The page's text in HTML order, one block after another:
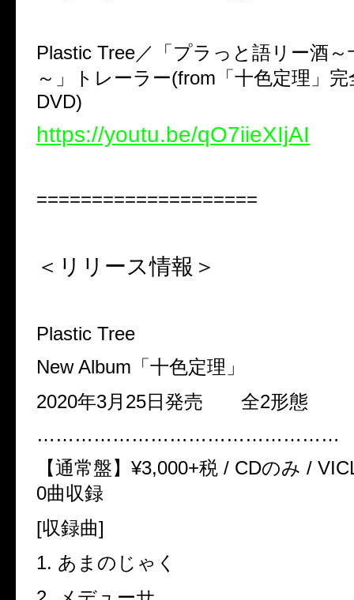
Plastic Tree／「プラっと語リー酒～
～」トレーラー(from 「十色定理」
DVD)
https://youtu.be/qO7iieXIjAI
====================
＜リリース情報＞
Plastic Tree
New Album 「十色定理」
2020年3月 25日発売 全2形態
…………………………………………
【通常盤】 ¥3,000+税 / CDのみ /
0曲収録
[収録曲]
1. あまのじゃく